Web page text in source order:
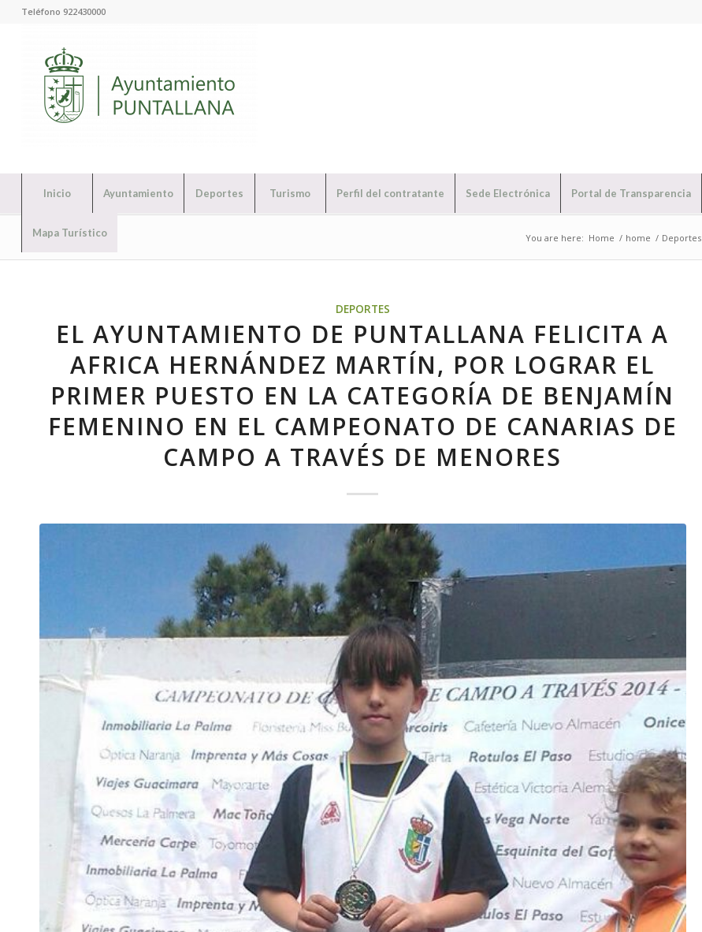
Teléfono 922430000
Inicio Ayuntamiento Deportes Turismo Perfil del contratante Sede Electrónica Portal de Transparencia
Mapa Turístico You are here: Home / home / Deportes
DEPORTES
EL AYUNTAMIENTO DE PUNTALLANA FELICITA A
AFRICA HERNÁNDEZ MARTÍN, POR LOGRAR EL
PRIMER PUESTO EN LA CATEGORÍA DE BENJAMÍN
FEMENINO EN EL CAMPEONATO DE CANARIAS DE
CAMPO A TRAVÉS DE MENORES